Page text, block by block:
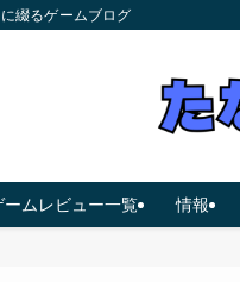
綴るゲームブログ
ームレビュー一覧 情報